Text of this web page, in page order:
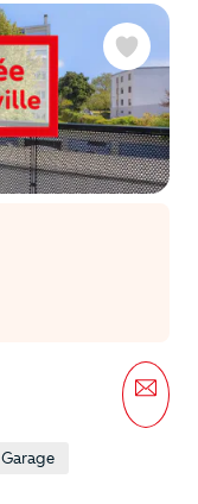
Favoris
Garage